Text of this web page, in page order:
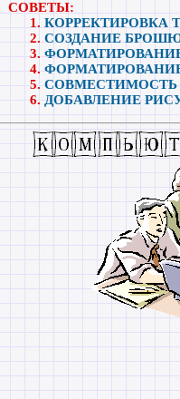
СОВЕТЫ:
КОРРЕКТИРОВКА
СОЗДАНИЕ
ДОБАВЛЕНИЕ